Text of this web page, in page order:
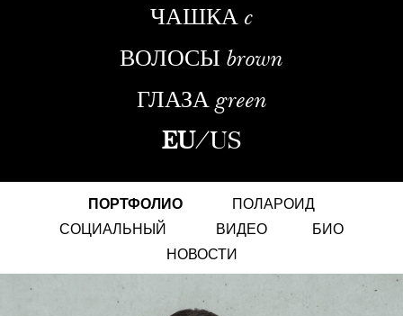
ЧАШКА c
ВОЛОСЫ brown
ГЛАЗА green
EU/US
ПОРТФОЛИО
ПОЛАРОИД
СОЦИАЛЬНЫЙ
ВИДЕО
БИО
НОВОСТИ